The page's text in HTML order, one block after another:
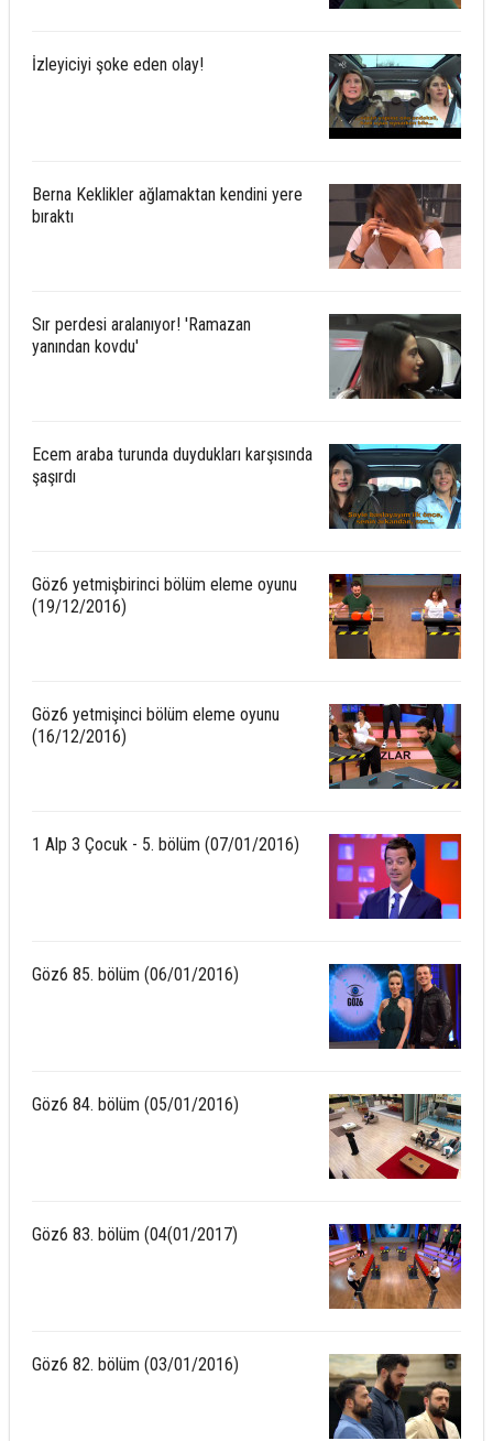
İzleyiciyi şoke eden olay!
Berna Keklikler ağlamaktan kendini yere
bıraktı
Sır perdesi aralanıyor! 'Ramazan
yanından kovdu'
Ecem araba turunda duydukları karşısında
şaşırdı
Göz6 yetmişbirinci bölüm eleme oyunu
(19/12/2016)
Göz6 yetmişinci bölüm eleme oyunu
(16/12/2016)
1 Alp 3 Çocuk - 5. bölüm (07/01/2016)
Göz6 85. bölüm (06/01/2016)
Göz6 84. bölüm (05/01/2016)
Göz6 83. bölüm (04(01/2017)
Göz6 82. bölüm (03/01/2016)